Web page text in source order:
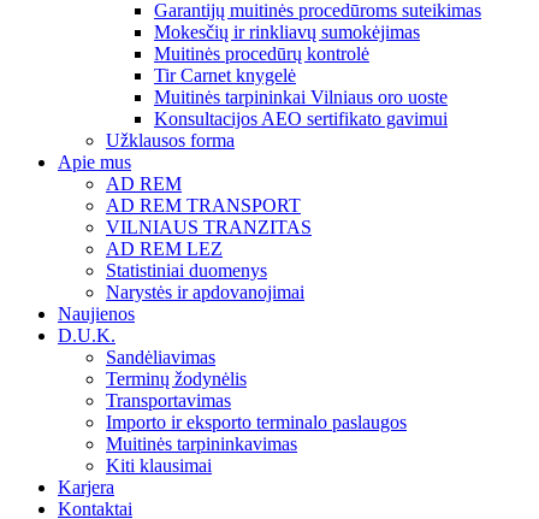
Garantijų muitinės procedūroms suteikimas
Mokesčių ir rinkliavų sumokėjimas
Muitinės procedūrų kontrolė
Tir Carnet knygelė
Muitinės tarpininkai Vilniaus oro uoste
Konsultacijos AEO sertifikato gavimui
Užklausos forma
Apie mus
AD REM
AD REM TRANSPORT
VILNIAUS TRANZITAS
AD REM LEZ
Statistiniai duomenys
Narystės ir apdovanojimai
Naujienos
D.U.K.
Sandėliavimas
Terminų žodynėlis
Transportavimas
Importo ir eksporto terminalo paslaugos
Muitinės tarpininkavimas
Kiti klausimai
Karjera
Kontaktai